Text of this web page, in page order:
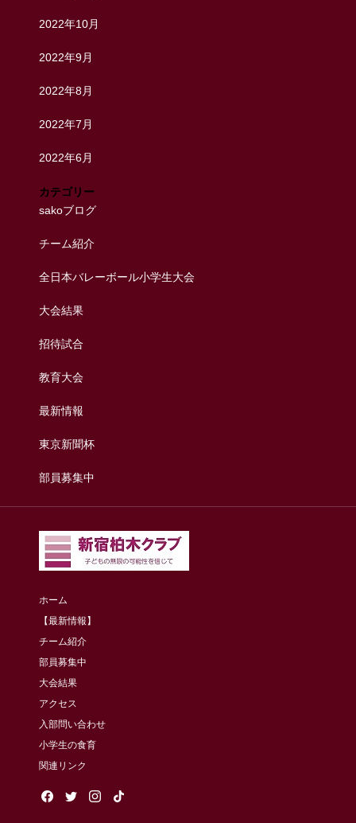
2022年10月
2022年9月
2022年8月
2022年7月
2022年6月
カテゴリー
sakoブログ
チーム紹介
全日本バレーボール小学生大会
大会結果
招待試合
教育大会
最新情報
東京新聞杯
部員募集中
ホーム
【最新情報】
チーム紹介
部員募集中
大会結果
アクセス
入部問い合わせ
小学生の食育
関連リンク